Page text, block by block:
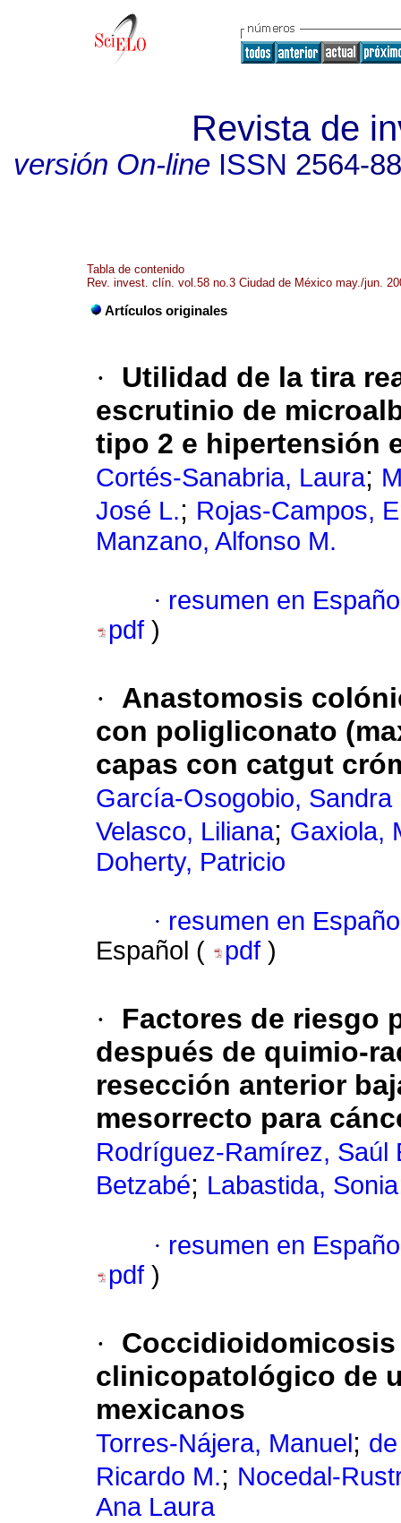
Revista de
versión On-lineISSN 2564-
Tabla de contenido
Rev. invest. clín. vol.58 no.3 Ciudad de México may./jun.
Artículos originales
·
Utilidad de la tira
escrutinio de
tipo 2 e hipertensión
Cortés-Sanabria, Laura;
José L.; Rojas-Campos,
Manzano, Alfonso M.
· resumen en
pdf )
·
Anastomosis
con poligliconato
capas con catgut
García-Osogobio, Sandra
Velasco, Liliana; Gaxiola,
Doherty, Patricio
· resumen en
Español (
pdf )
·
Factores de riesgo
después de quimio-
resección anterior
mesorrecto para
Rodríguez-Ramírez, Saúl
Betzabé; Labastida, Sonia
· resumen en
pdf )
·
clinicopatológico de
mexicanos
Torres-Nájera, Manuel ;
Ricardo M.; Nocedal-
Ana Laura